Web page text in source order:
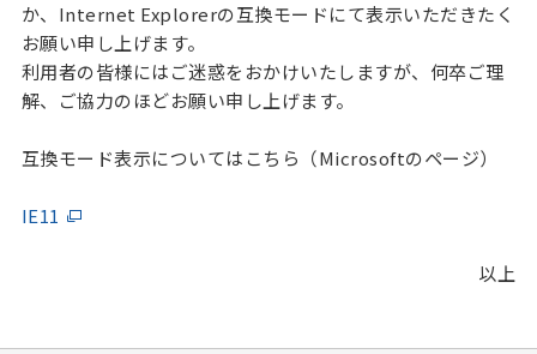
か、Internet Explorerの互換モードにて表示いただきたく
お願い申し上げます。
利用者の皆様にはご迷惑をおかけいたしますが、何卒ご理
解、ご協力のほどお願い申し上げます。
互換モード表示についてはこちら（Microsoftのページ）
IE11
以上